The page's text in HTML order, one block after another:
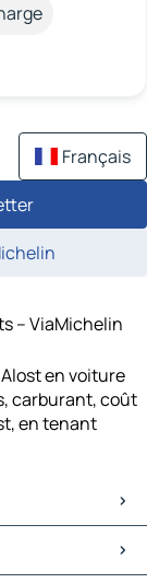
Français
– ViaMichelin
en voiture
carburant, coût
en tenant